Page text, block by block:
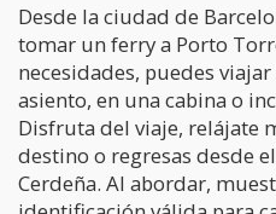
Desde la ciudad de
tomar un ferry a Porto
necesidades, puedes
asiento, en una cabina o
Disfruta del viaje, relájate
destino o regresas desde
Cerdeña. Al abordar,